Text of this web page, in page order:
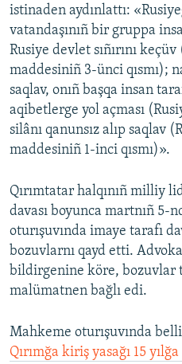
istinaden aydınlattı:
vatandaşınıñ bir gruppa
Rusiye devlet sıñırını
maddesiniñ 3-ünci qısmı);
saqlav, onıñ başqa insan
aqibetlerge yol açması
silânı qanunsız alıp saqlav
maddesiniñ 1-inci qısmı)».
Qırımtatar halqınıñ milliy
davası boyunca martnıñ 5-
oturışuvında imaye tarafı
bozuvlarnı qayd etti.
bildirgenine köre, bozuvlar
malümatnen bağlı edi.
Mahkeme oturışuvında
Qırımğa kiriş yasağı 15